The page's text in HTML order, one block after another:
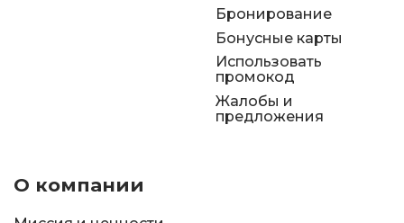
Бронирование
Бонусные карты
Использовать
промокод
Жалобы и
предложения
О компании